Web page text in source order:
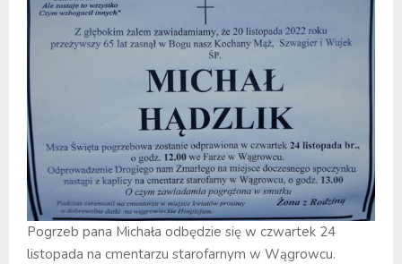
Pogrzeb pana Michała odbędzie się w czwartek 24
listopada na cmentarzu starofarnym w Wągrowcu.